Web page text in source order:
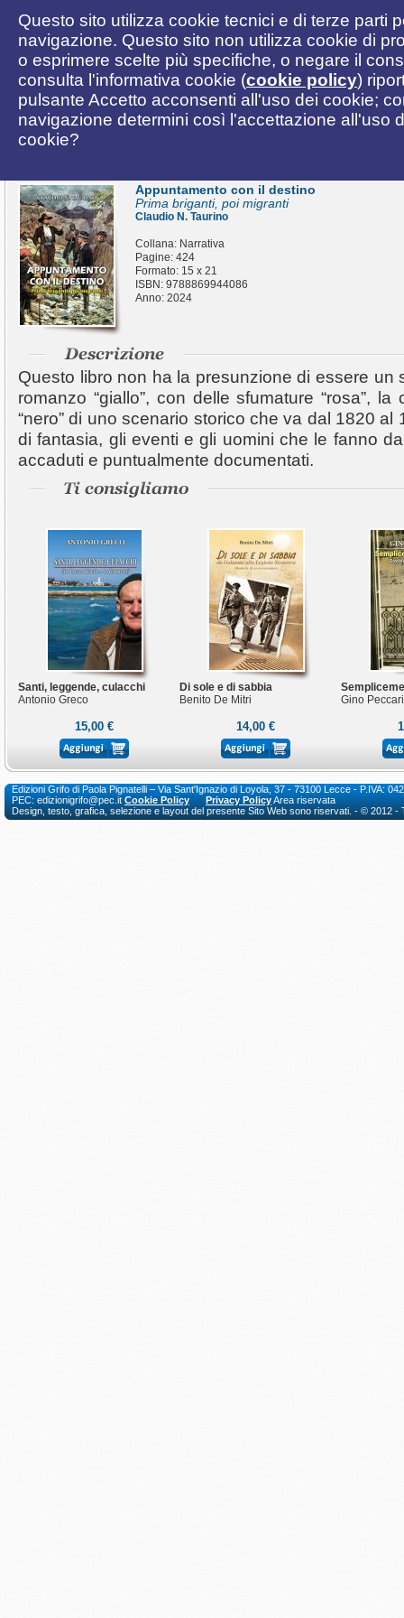
Questo sito utilizza cookie tecnici e di terze parti
navigazione. Questo sito non utilizza cookie di
o esprimere scelte più specifiche, o negare il
consulta l'informativa cookie (cookie policy)
pulsante Accetto acconsenti all'uso dei cookie;
navigazione determini così l'accettazione all'uso
cookie?
Appuntamento con il destino
Prima briganti, poi migranti
Claudio N. Taurino
Collana: Narrativa
Pagine: 424
Formato: 15 x 21
ISBN: 9788869944086
Anno: 2024
Questo libro non ha la presunzione di essere un
romanzo “giallo”, con delle sfumature “rosa”,
“nero” di uno scenario storico che va dal 1820
di fantasia, gli eventi e gli uomini che le fanno
accaduti e puntualmente documentati.
Santi, leggende, culacchi
Antonio Greco
15,00 €
Di sole e di sabbia
Benito De Mitri
14,00 €
Gino
Edizioni Grifo di Paola Pignatelli – Via Sant'Ignazio di Loyola, 37 - 73100 Lecce - P.IVA:
PEC: edizionigrifo@pec.it Cookie Policy Privacy PolicyArea riservata
Design, testo, grafica, selezione e layout del presente Sito Web sono riservati. - © 2012 -